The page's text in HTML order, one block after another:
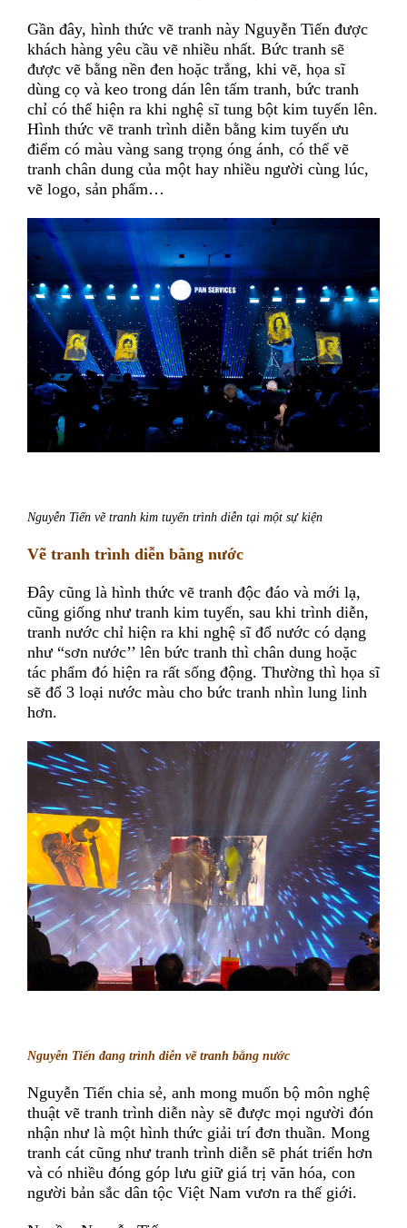
Gần đây, hình thức vẽ tranh này Nguyễn Tiến được
khách hàng yêu cầu vẽ nhiều nhất. Bức tranh sẽ
được vẽ bằng nền đen hoặc trắng, khi vẽ, họa sĩ
dùng cọ và keo trong dán lên tấm tranh, bức tranh
chỉ có thể hiện ra khi nghệ sĩ tung bột kim tuyến lên.
Hình thức vẽ tranh trình diễn bằng kim tuyến ưu
điểm có màu vàng sang trọng óng ánh, có thể vẽ
tranh chân dung của một hay nhiều người cùng lúc,
vẽ logo, sản phẩm…
Nguyễn Tiến vẽ tranh kim tuyến trình diễn tại một sự kiện
Vẽ tranh trình diễn bằng nước
Đây cũng là hình thức vẽ tranh độc đáo và mới lạ,
cũng giống như tranh kim tuyến, sau khi trình diễn,
tranh nước chỉ hiện ra khi nghệ sĩ đổ nước có dạng
như “sơn nước’’ lên bức tranh thì chân dung hoặc
tác phẩm đó hiện ra rất sống động. Thường thì họa sĩ
sẽ đổ 3 loại nước màu cho bức tranh nhìn lung linh
hơn.
Nguyễn Tiến đang trình diễn vẽ tranh bằng nước
Nguyễn Tiến chia sẻ, anh mong muốn bộ môn nghệ
thuật vẽ tranh trình diễn này sẽ được mọi người đón
nhận như là một hình thức giải trí đơn thuần. Mong
tranh cát cũng như tranh trình diễn sẽ phát triển hơn
và có nhiều đóng góp lưu giữ giá trị văn hóa, con
người bản sắc dân tộc Việt Nam vươn ra thế giới.